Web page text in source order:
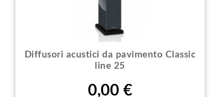
Diffusori acustici da pavimento Classic
line 25
Prezzo
0,00 €